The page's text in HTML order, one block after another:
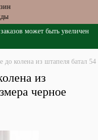
может быть увеличен
до колена из штапеля батал
из
черное